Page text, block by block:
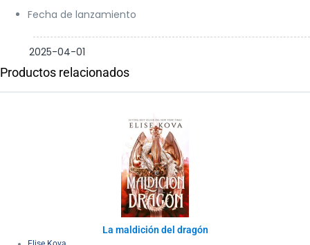
Fecha de lanzamiento
2025-04-01
Productos relacionados
La maldición del dragón